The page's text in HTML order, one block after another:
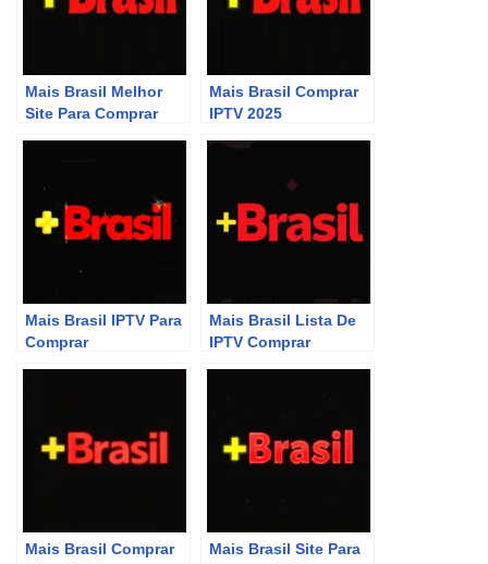
Mais Brasil Melhor
Site Para Comprar
Mais Brasil Comprar
IPTV 2025
Mais Brasil IPTV Para
Comprar
Mais Brasil Lista De
IPTV Comprar
Mais Brasil Comprar
Mais Brasil Site Para